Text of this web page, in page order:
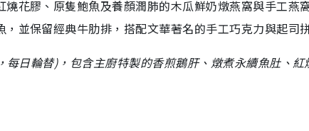
花膠、原隻鮑魚及養顏潤肺的木瓜鮮奶燉燕窩與手工燕
並保留經典牛肋排，搭配文華著名的手工巧克力與起司
日輪替)，包含主廚特製的香煎鵝肝、燉煮永續魚肚、紅